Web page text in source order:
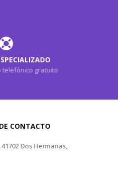
telefónico gratuito
CONTACTO
Dos Hermanas,